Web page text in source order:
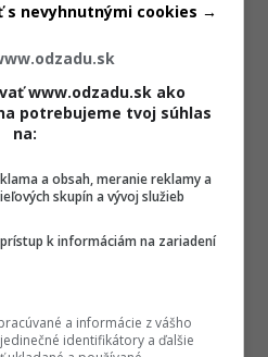
www.odzadu.sk ako
potrebujeme tvoj súhlas
na:
a obsah, meranie reklamy a
skupín a vývoj služieb
k informáciám na zariadení
a informácie z vášho
identifikátory a ďalšie
s nevyhnutnými cookies →